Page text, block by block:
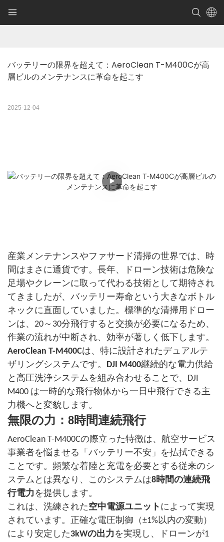
バッテリーの限界を超えて：AeroClean T-M400Cが高
層ビルのメンテナンスに革命を起こす
2025-12-04
産業メンテナンスやファサード清掃の世界では、時
間はまさに通貨です。長年、ドローン技術は危険な
足場やクレーンに取って代わる技術として期待され
てきましたが、バッテリー寿命という大きなボトル
ネックに直面していました。標準的な清掃用ドロー
ンは、20～30分飛行すると交換が必要になるため、
作業の流れが中断され、効率が著しく低下します。
AeroClean T-M400Cは、特に設計されたデュアルテ
ザリングシステムです。 DJI M400継続的な電力供給
と高圧洗浄システムを組み合わせることで、DJI
M400 は一時的な飛行物体から一日中飛行できる主
力機へと変貌します。
無限の力：8時間連続飛行
AeroClean T-M400Cの際立った特徴は、航空サービス
事業者を悩ませる「バッテリー不安」を払拭できる
ことです。頻繁な着陸と充電を必要とする従来のシ
ステムとは異なり、このシステムは8時間の連続飛
行電力 を提供します。
これは、洗練された空中電源ユニット によって実現
されています。正確な電圧制御（±1%以内の変動）
により安定した3kWの出力 を実現し、ドローンが1